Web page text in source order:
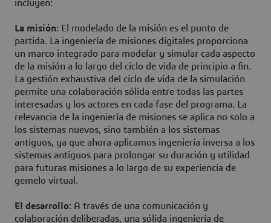
incluyen:
La misión: El modelado de la misión es el punto de
partida. La ingeniería de misiones digitales proporciona
un marco integrado para modelar y simular cada aspecto
de la misión a lo largo del ciclo de vida de principio a fin.
La gestión exhaustiva del ciclo de vida de la simulación
permite una colaboración sólida entre todas las partes
interesadas y los actores en cada fase del programa. La
relevancia de la ingeniería de misiones se aplica no solo a
los sistemas nuevos, sino también a los sistemas
antiguos, ya que ahora aplicamos ingeniería inversa a los
sistemas antiguos para prolongar su duración y utilidad
para futuras misiones a lo largo de su experiencia de
gemelo virtual.
El desarrollo: A través de una comunicación y
colaboración deliberadas, una sólida ingeniería de